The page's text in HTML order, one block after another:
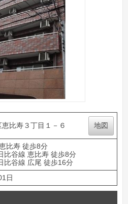
比寿３丁目１－６ 地図
比寿 徒歩8分
比谷線 恵比寿 徒歩8分
比谷線 広尾 徒歩16分
日